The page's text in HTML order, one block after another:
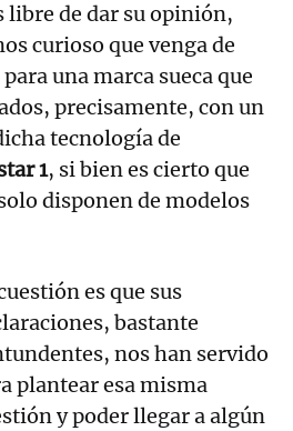
libre de dar su opinión,
curioso que venga de
una marca sueca que
precisamente, con un
tecnología de
1, si bien es cierto que
disponen de modelos
es que sus
bastante
nos han servido
plantear esa misma
y poder llegar a algún